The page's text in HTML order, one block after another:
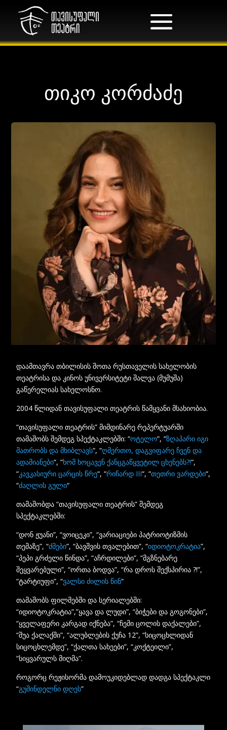
თიკო კორძაძე
დაამთავრა თბილისის შოთა რუსთაველის სახელობის
თეატრისა და კინოს უნივერსიტეტი შალვა (მუმუშა)
გაწერელიას სახელოსნო.
2004 წლიდან თავისუფალი თეატრის წამყვანი მსახიობია.
“თავისუფალი თეატრის” მიმდინარე რეპერტუარში
თამაშობს შემდეგ სპექტაკლებში: “ოტელო“, “ზღაპარი იგი
მათრობს და მხიბლავს“, “ღმერთო, დაგვიფარე ჩვენ და
ადამიანები“, “ხომ ხოცავენ ქანცგაწყვეტილ ცხენებს?!“,
“კავკასიური ცარცის წრე“, “რიჩარდ III“, “თეთრი ვარდები“,
“ძაღლის გული“
თამაშობდა “თავისუფალი თეატრის” შემდეგ
სპექტაკლებში:
“დონ ჟუანი”, “ვოიცეკი”, “ვარიაციები პატრიოტიზმის
თემაზე”, “ძმები”, “ბავშვის თვალებით”, “იდიოტოკრატია”,
“პეპი გრძელი წინდა”, “აჩრდილები”, “მგზნებარე
შეყვარებული”, “ორთა ბოდვა”, “რა დროს შექსპირია ?!”,
“ტარტიუფი”, “ვალსი ძილის წინ“
თამაშობს ფილმებში და სერიალებში:
“იდიოტოკრატია”,”ყავა და ლუდი”, “ბიჭები და გოგონები”,
“ყველაფერი კარგად იქნება”, “ჩემი ცოლის დაქალები”,
“შუა ქალაქში”, “ალუბლების ქუჩა 12”, “სიცოცხლიდან
სიცოცხლემდე”, “ქალთა სახეები”, “კოქტეილი”,
“სიყვარულს მიღმა”.
როგორც რეჟისორმა დამოუკიდებლად დადგა სპექტაკლი
“გუშინდელნი დღეს”